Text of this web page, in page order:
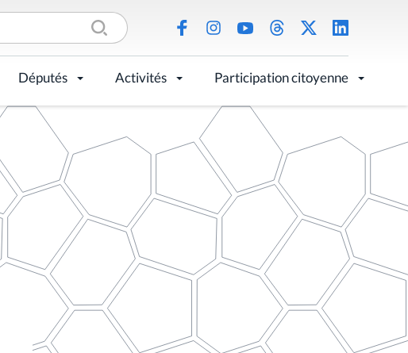
Députés Activités Participation citoyenne